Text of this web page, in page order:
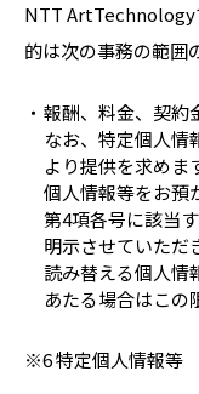
NTT ArtTechnology
的は次の事務の範囲
報酬、料金、契約
なお、特定個人情
より提供を求めま
個人情報等をお預
第4項各号に該当
明示させていただ
読み替える個人情
あたる場合はこの
※6 特定個人情報等